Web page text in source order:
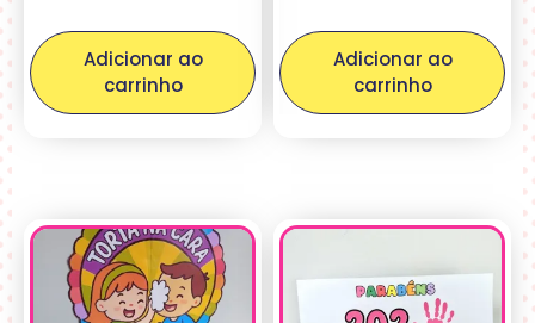
Adicionar ao
carrinho
Adicionar ao
carrinho